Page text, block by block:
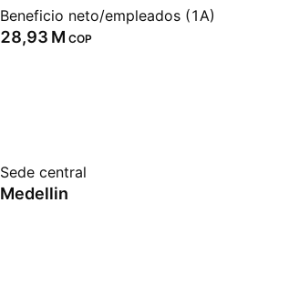
Beneficio neto/empleados (1A)
‪28,93 M‬ COP
Sede central
Medellin